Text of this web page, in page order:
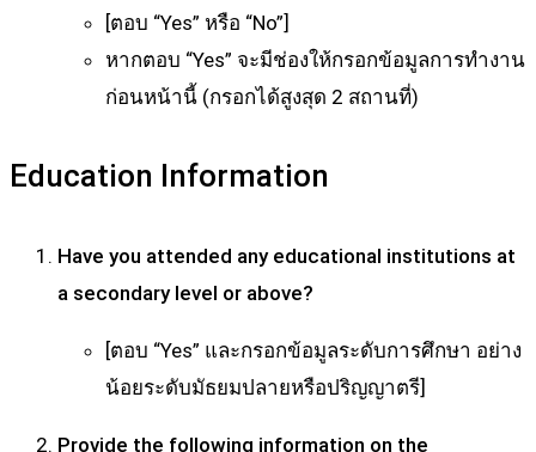
[ตอบ “Yes” หรือ “No”]
หากตอบ “Yes” จะมีช่องให้กรอกข้อมูลการทำงาน
ก่อนหน้านี้ (กรอกได้สูงสุด 2 สถานที่)
Education Information
Have you attended any educational institutions at
a secondary level or above?
[ตอบ “Yes” และกรอกข้อมูลระดับการศึกษา อย่าง
น้อยระดับมัธยมปลายหรือปริญญาตรี]
Provide the following information on the